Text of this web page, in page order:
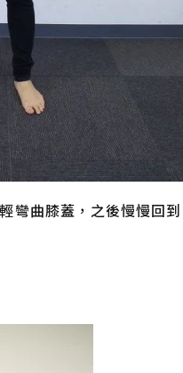
彎曲膝蓋，之後慢慢回到